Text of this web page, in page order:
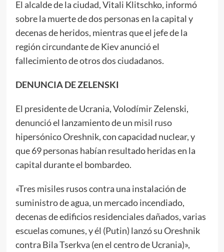
El alcalde de la ciudad, Vitali Klitschko, informó
sobre la muerte de dos personas en la capital y
decenas de heridos, mientras que el jefe de la
región circundante de Kiev anunció el
fallecimiento de otros dos ciudadanos.
DENUNCIA DE ZELENSKI
El presidente de Ucrania, Volodímir Zelenski,
denunció el lanzamiento de un misil ruso
hipersónico Oreshnik, con capacidad nuclear, y
que 69 personas habían resultado heridas en la
capital durante el bombardeo.
«Tres misiles rusos contra una instalación de
suministro de agua, un mercado incendiado,
decenas de edificios residenciales dañados, varias
escuelas comunes, y él (Putin) lanzó su Oreshnik
contra Bila Tserkva (en el centro de Ucrania)»,